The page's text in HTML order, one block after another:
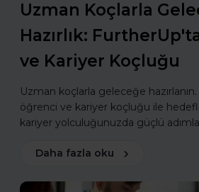
Uzman Koçlarla
Hazırlık:
ve Kariyer Koçluğu
Uzman koçlarla geleceğe hazırlanın.
öğrenci ve kariyer koçluğu ile
kariyer yolculuğunuzda güçlü
Daha fazla oku